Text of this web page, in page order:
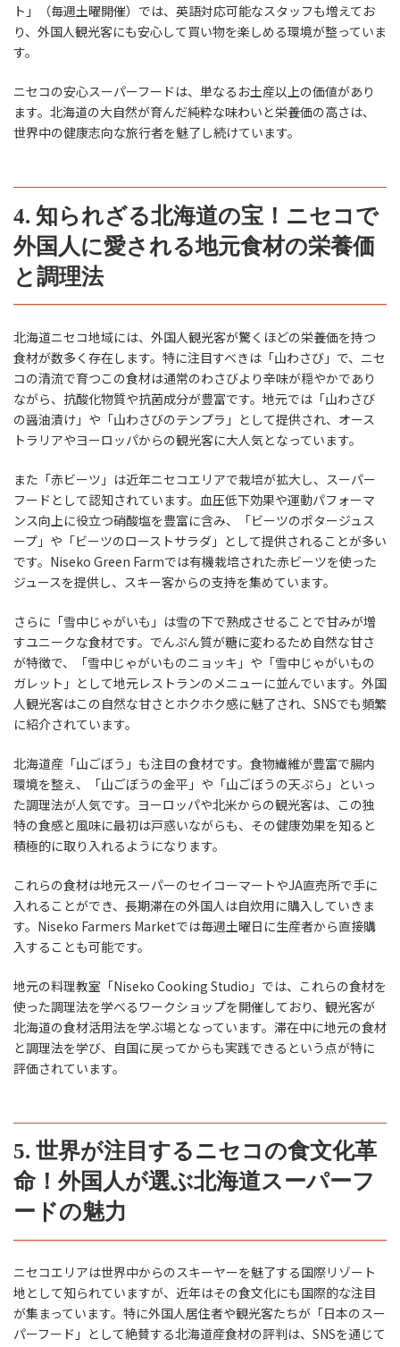
ト」（毎週土曜開催）では、英語対応可能なスタッフも増えてお
り、外国人観光客にも安心して買い物を楽しめる環境が整っていま
す。
ニセコの安心スーパーフードは、単なるお土産以上の価値があり
ます。北海道の大自然が育んだ純粋な味わいと栄養価の高さは、
世界中の健康志向な旅行者を魅了し続けています。
4. 知られざる北海道の宝！ニセコで
外国人に愛される地元食材の栄養価
と調理法
北海道ニセコ地域には、外国人観光客が驚くほどの栄養価を持つ
食材が数多く存在します。特に注目すべきは「山わさび」で、ニセ
コの清流で育つこの食材は通常のわさびより辛味が穏やかであり
ながら、抗酸化物質や抗菌成分が豊富です。地元では「山わさび
の醤油漬け」や「山わさびのテンプラ」として提供され、オース
トラリアやヨーロッパからの観光客に大人気となっています。
また「赤ビーツ」は近年ニセコエリアで栽培が拡大し、スーパー
フードとして認知されています。血圧低下効果や運動パフォーマ
ンス向上に役立つ硝酸塩を豊富に含み、「ビーツのポタージュス
ープ」や「ビーツのローストサラダ」として提供されることが多い
です。Niseko Green Farmでは有機栽培された赤ビーツを使った
ジュースを提供し、スキー客からの支持を集めています。
さらに「雪中じゃがいも」は雪の下で熟成させることで甘みが増
すユニークな食材です。でんぷん質が糖に変わるため自然な甘さ
が特徴で、「雪中じゃがいものニョッキ」や「雪中じゃがいもの
ガレット」として地元レストランのメニューに並んでいます。外国
人観光客はこの自然な甘さとホクホク感に魅了され、SNSでも頻繁
に紹介されています。
北海道産「山ごぼう」も注目の食材です。食物繊維が豊富で腸内
環境を整え、「山ごぼうの金平」や「山ごぼうの天ぷら」といっ
た調理法が人気です。ヨーロッパや北米からの観光客は、この独
特の食感と風味に最初は戸惑いながらも、その健康効果を知ると
積極的に取り入れるようになります。
これらの食材は地元スーパーのセイコーマートやJA直売所で手に
入れることができ、長期滞在の外国人は自炊用に購入していきま
す。Niseko Farmers Marketでは毎週土曜日に生産者から直接購
入することも可能です。
地元の料理教室「Niseko Cooking Studio」では、これらの食材を
使った調理法を学べるワークショップを開催しており、観光客が
北海道の食材活用法を学ぶ場となっています。滞在中に地元の食材
と調理法を学び、自国に戻ってからも実践できるという点が特に
評価されています。
5. 世界が注目するニセコの食文化革
命！外国人が選ぶ北海道スーパーフ
ードの魅力
ニセコエリアは世界中からのスキーヤーを魅了する国際リゾート
地として知られていますが、近年はその食文化にも国際的な注目
が集まっています。特に外国人居住者や観光客たちが「日本のスー
パーフード」として絶賛する北海道産食材の評判は、SNSを通じて